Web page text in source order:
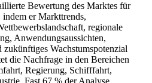
Bewertung des Marktes für
er Markttrends,
regionale
Anwendungsaussichten,
Wachstumspotenzial
die Nachfrage in den Bereichen
Regierung, Schifffahrt,
Fast 67 % der Analyse